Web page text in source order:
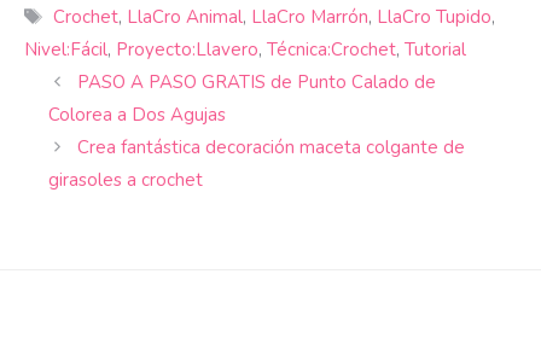
Etiquetas
Crochet, LlaCro Animal, LlaCro Marrón, LlaCro Tupido,
Nivel:Fácil, Proyecto:Llavero, Técnica:Crochet, Tutorial
PASO A PASO GRATIS de Punto Calado de
Colorea a Dos Agujas
Crea fantástica decoración maceta colgante de
girasoles a crochet